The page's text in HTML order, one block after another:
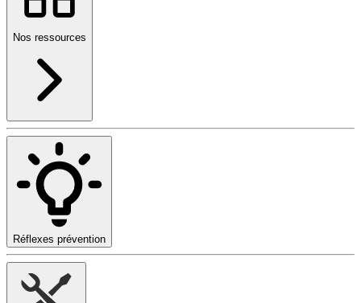
Nos ressources
Réflexes prévention